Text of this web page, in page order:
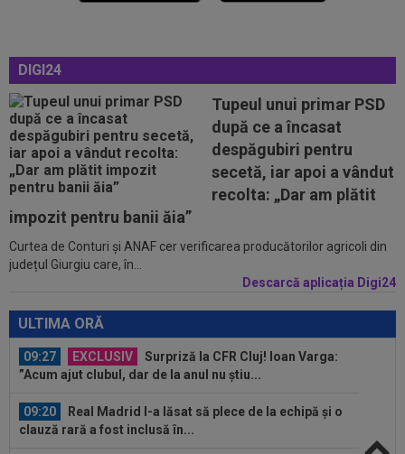
DIGI24
Tupeul unui primar PSD
după ce a încasat
despăgubiri pentru
secetă, iar apoi a vândut
recolta: „Dar am plătit
impozit pentru banii ăia”
Curtea de Conturi și ANAF cer verificarea producătorilor agricoli din
județul Giurgiu care, în...
Descarcă aplicația Digi24
ULTIMA ORĂ
09:04 VIDEO EXCLUSIV
Adrian Cristea, la
Interviurile Digi Sport. ”Borcea a avut succes mai mare
la...
08:55
Luis Figo, dezlănțuit: "Cel mai josnic, viclean și
parșiv pe care l-am văzut...
09:38
Gigi Becali a lansat oferta: ”1,5 milioane de
euro”
09:36
Atenție, Craiova! Finlandezii și-au făcut temele
și au descifrat cum vor aborda...
”Acum ajut clubul, dar de la anul nu știu...
09:20
Real Madrid l-a lăsat să plece de la echipă și o
clauză rară a fost inclusă în...
09:16
40.000.000€ pentru transfer! Inter și Cristi
Chivu s-au pus de acord